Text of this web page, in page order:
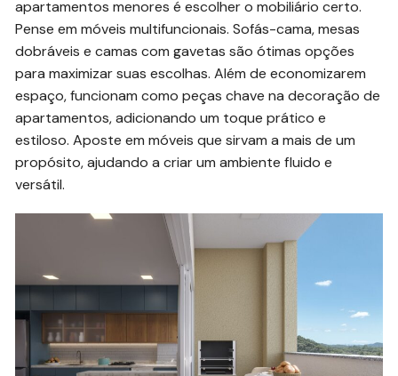
apartamentos menores é escolher o mobiliário certo.
Pense em móveis multifuncionais. Sofás-cama, mesas
dobráveis e camas com gavetas são ótimas opções
para maximizar suas escolhas. Além de economizarem
espaço, funcionam como peças chave na decoração de
apartamentos, adicionando um toque prático e
estiloso. Aposte em móveis que sirvam a mais de um
propósito, ajudando a criar um ambiente fluido e
versátil.